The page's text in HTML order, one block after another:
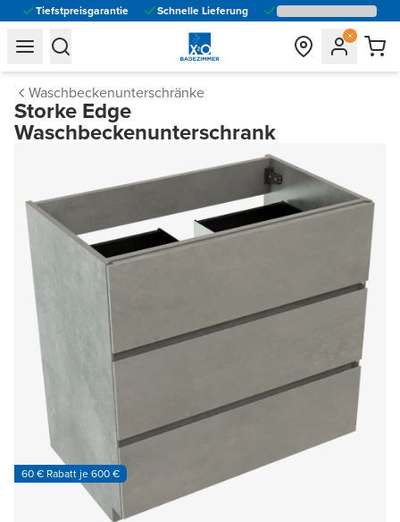
Tiefstpreisgarantie Schnelle Lieferung
general.navigation.toggle_menu.label
general.navigation.toggle_menu.label
Waschbeckenunterschränke
Storke Edge
Waschbeckenunterschrank
60 € Rabatt je 600 €